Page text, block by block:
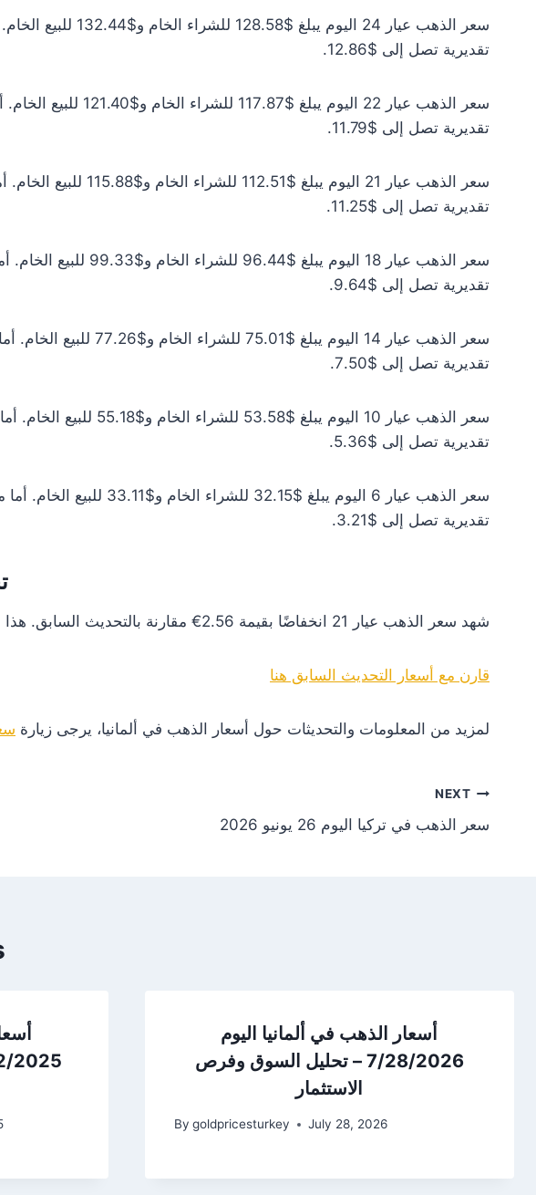
تقديرية تصل إلى $12.86.
تقديرية تصل إلى $11.79.
تقديرية تصل إلى $11.25.
تقديرية تصل إلى $9.64.
تقديرية تصل إلى $7.50.
تقديرية تصل إلى $5.36.
تقديرية تصل إلى $3.21.
شهد سعر الذهب عيار 21 انخفاضًا بقيمة 2.56€ مقارنة بالتحديث السابق. هذا التغير يعكس انخفاضًا في الطلب أو تأثيرات سلبية من الأسواق العالمية.
قارن مع أسعار التحديث السابق هنا
لمزيد من المعلومات والتحديثات حول أسعار الذهب في ألمانيا، يرجى زيارة
NEXT
سعر الذهب في تركيا اليوم 26 يونيو 2026
أسعار الذهب في ألمانيا اليوم
7/28/2026 – تحليل السوق وفرص
الاستثمار
By goldpricesturkey July 28, 2026